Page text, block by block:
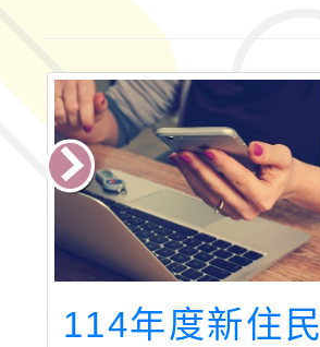
114年度新住民